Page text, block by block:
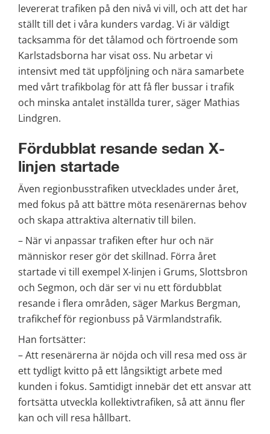
levererat trafiken på den nivå vi vill, och att det har
ställt till det i våra kunders vardag. Vi är väldigt
tacksamma för det tålamod och förtroende som
Karlstadsborna har visat oss. Nu arbetar vi
intensivt med tät uppföljning och nära samarbete
med vårt trafikbolag för att få fler bussar i trafik
och minska antalet inställda turer, säger Mathias
Lindgren.
Fördubblat resande sedan X-
linjen startade
Även regionbusstrafiken utvecklades under året,
med fokus på att bättre möta resenärernas behov
och skapa attraktiva alternativ till bilen.
– När vi anpassar trafiken efter hur och när
människor reser gör det skillnad. Förra året
startade vi till exempel X-linjen i Grums, Slottsbron
och Segmon, och där ser vi nu ett fördubblat
resande i flera områden, säger Markus Bergman,
trafikchef för regionbuss på Värmlandstrafik.
Han fortsätter:
– Att resenärerna är nöjda och vill resa med oss är
ett tydligt kvitto på ett långsiktigt arbete med
kunden i fokus. Samtidigt innebär det ett ansvar att
fortsätta utveckla kollektivtrafiken, så att ännu fler
kan och vill resa hållbart.